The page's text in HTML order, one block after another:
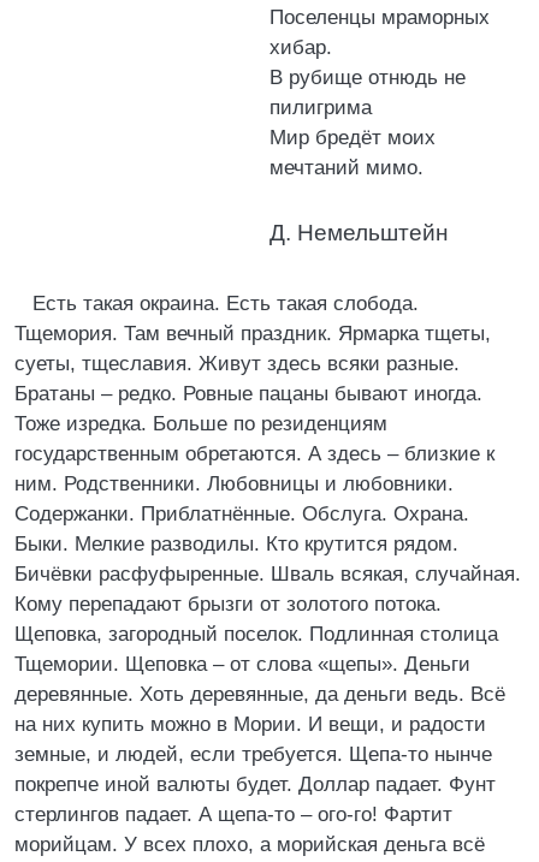
Поселенцы мраморных
хибар.
В рубище отнюдь не
пилигрима
Мир бредёт моих
мечтаний мимо.
Д. Немельштейн
Есть такая окраина. Есть такая слобода.
Тщемория. Там вечный праздник. Ярмарка тщеты,
суеты, тщеславия. Живут здесь всяки разные.
Братаны – редко. Ровные пацаны бывают иногда.
Тоже изредка. Больше по резиденциям
государственным обретаются. А здесь – близкие к
ним. Родственники. Любовницы и любовники.
Содержанки. Приблатнённые. Обслуга. Охрана.
Быки. Мелкие разводилы. Кто крутится рядом.
Бичёвки расфуфыренные. Шваль всякая, случайная.
Кому перепадают брызги от золотого потока.
Щеповка, загородный поселок. Подлинная столица
Тщемории. Щеповка – от слова «щепы». Деньги
деревянные. Хоть деревянные, да деньги ведь. Всё
на них купить можно в Мории. И вещи, и радости
земные, и людей, если требуется. Щепа-то нынче
покрепче иной валюты будет. Доллар падает. Фунт
стерлингов падает. А щепа-то – ого-го! Фартит
морийцам. У всех плохо, а морийская деньга всё